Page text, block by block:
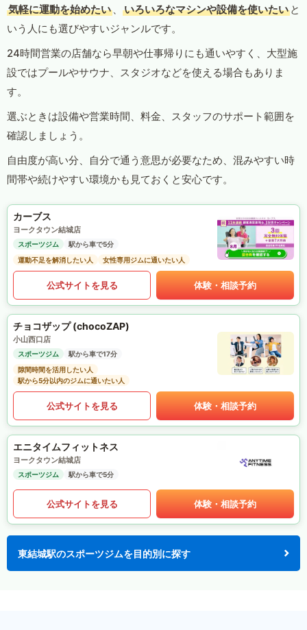
気軽に運動を始めたい 、 いろいろなマシンや設備を使いたい と
いう人にも選びやすいジャンルです。
24時間営業の店舗なら早朝や仕事帰りにも通いやすく、大型施
設ではプールやサウナ、スタジオなどを使える場合もありま
す。
選ぶときは設備や営業時間、料金、スタッフのサポート範囲を
確認しましょう。
自由度が高い分、自分で通う意思が必要なため、混みやすい時
間帯や続けやすい環境かも見ておくと安心です。
カーブス
ヨークタウン結城店
スポーツジム
駅から車で5分
運動不足を解消したい人
女性専用ジムに通いたい人
公式サイトを見る 体験・相談予約
チョコザップ (chocoZAP)
小山西口店
スポーツジム
駅から車で17分
隙間時間を活用したい人
駅から5分以内のジムに通いたい人
公式サイトを見る 体験・相談予約
エニタイムフィットネス
ヨークタウン結城店
スポーツジム 駅から車で5分
公式サイトを見る 体験・相談予約
東結城駅のスポーツジムを目的別に探す